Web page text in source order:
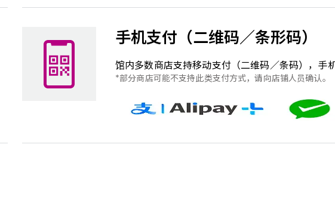
手机支付（二维码／条形码）
馆内多数商店支持移动支付（二维码／条码），手
部分商店可能不支持此类支付方式，请向店铺人员确认。